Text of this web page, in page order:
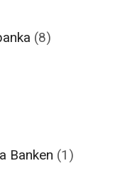
(8)
Banken (1)